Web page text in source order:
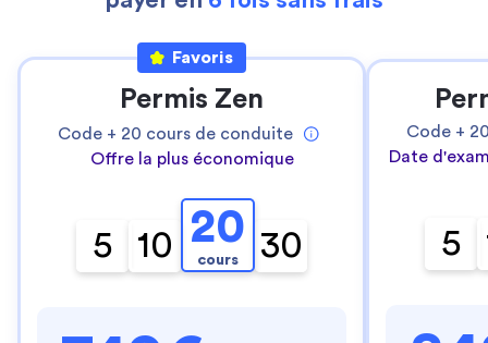
Favoris
Permis Zen
Code + 20 cours de conduite
Offre la plus économique
5 10 20
cours 30
Code +
Date
5